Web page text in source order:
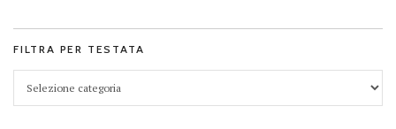
FILTRA PER TESTATA